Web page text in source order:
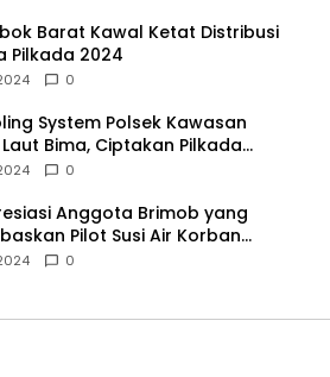
Barat Kawal Ketat Distribusi
Pilkada 2024
0
System Polsek Kawasan
Bima, Ciptakan Pilkada
yang Aman dan Damai
0
Anggota Brimob yang
Pilot Susi Air Korban
KKB0